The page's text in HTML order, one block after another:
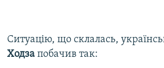
Ситуацію, що склалась,
Ходза побачив так: